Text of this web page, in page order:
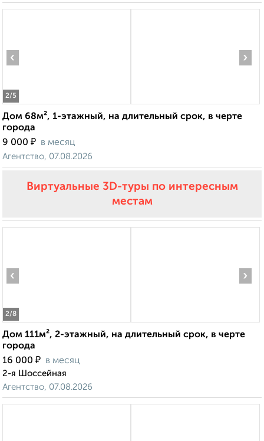
2/5
‹ ›
Дом 68м², 1-этажный, на длительный срок, в черте
города
9 000 ₽ в месяц
Агентство, 07.08.2026
Виртуальные 3D-туры по интересным
местам
2/8
‹ ›
Дом 111м², 2-этажный, на длительный срок, в черте
города
16 000 ₽ в месяц
2-я Шоссейная
Агентство, 07.08.2026